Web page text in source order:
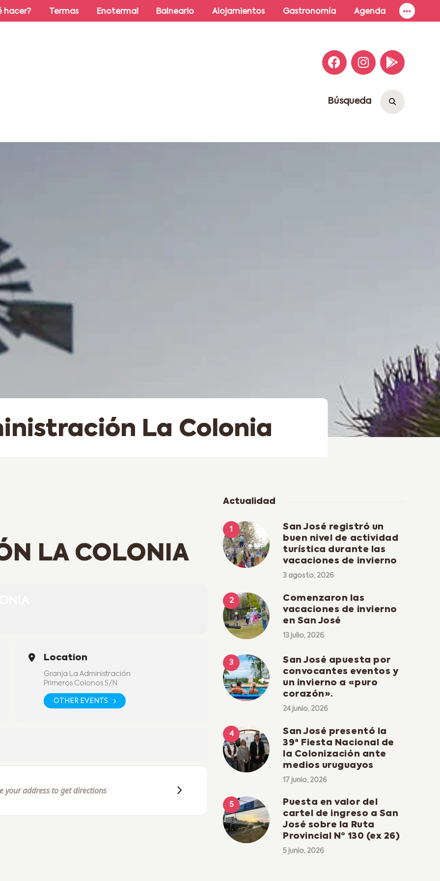
hacer? Termas Enotermal Balneario Alojamientos Gastronomía Agenda
Búsqueda
La Colonia
LA COLONIA
Location
Granja La Administración
Primeros Colonos S/N
OTHER EVENTS
Actualidad
San José registró un
buen nivel de actividad
turística durante las
vacaciones de invierno
3 agosto, 2026
Comenzaron las
vacaciones de invierno
en San José
13 julio, 2026
San José apuesta por
convocantes eventos y
un invierno a «puro
corazón».
24 junio, 2026
San José presentó la
39ª Fiesta Nacional de
la Colonización ante
medios uruguayos
17 junio, 2026
Puesta en valor del
cartel de ingreso a San
José sobre la Ruta
Provincial Nº 130 (ex 26)
5 junio, 2026